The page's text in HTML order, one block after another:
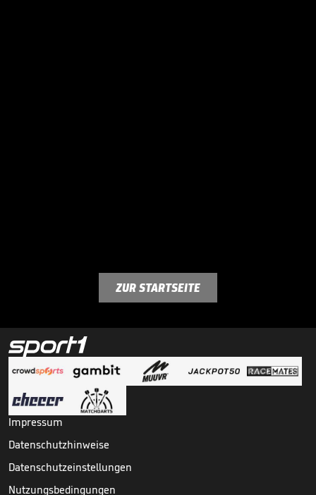
ZUR STARTSEITE
Impressum
Datenschutzhinweise
Datenschutzeinstellungen
Nutzungsbedingungen